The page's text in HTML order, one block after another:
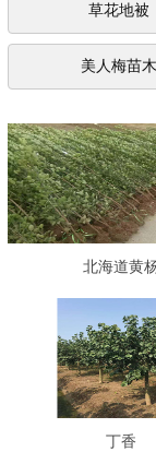
草花地被
美人梅苗木
北海道黄
丁香